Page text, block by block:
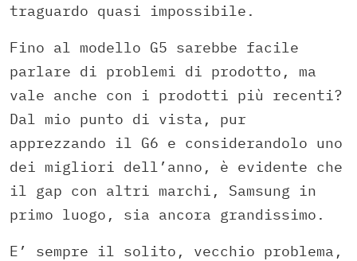
traguardo quasi impossibile.
Fino al modello G5 sarebbe facile
parlare di problemi di prodotto, ma
vale anche con i prodotti più recenti?
Dal mio punto di vista, pur
apprezzando il G6 e considerandolo uno
dei migliori dell’anno, è evidente che
il gap con altri marchi, Samsung in
primo luogo, sia ancora grandissimo.
E’ sempre il solito, vecchio problema,